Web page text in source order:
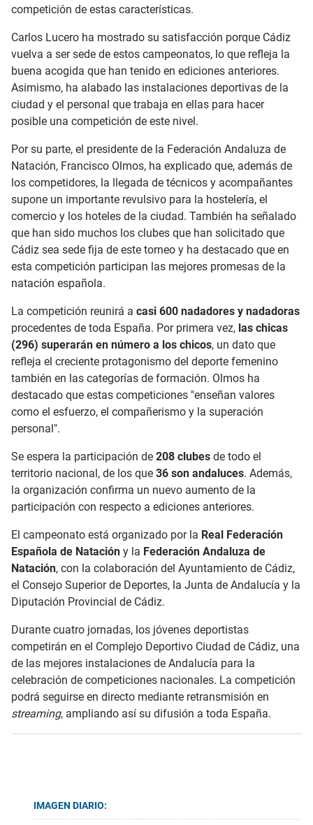
competición de estas características.
Carlos Lucero ha mostrado su satisfacción porque Cádiz
vuelva a ser sede de estos campeonatos, lo que refleja la
buena acogida que han tenido en ediciones anteriores.
Asimismo, ha alabado las instalaciones deportivas de la
ciudad y el personal que trabaja en ellas para hacer
posible una competición de este nivel.
Por su parte, el presidente de la Federación Andaluza de
Natación, Francisco Olmos, ha explicado que, además de
los competidores, la llegada de técnicos y acompañantes
supone un importante revulsivo para la hostelería, el
comercio y los hoteles de la ciudad. También ha señalado
que han sido muchos los clubes que han solicitado que
Cádiz sea sede fija de este torneo y ha destacado que en
esta competición participan las mejores promesas de la
natación española.
La competición reunirá a casi 600 nadadores y nadadoras
procedentes de toda España. Por primera vez, las chicas
(296) superarán en número a los chicos, un dato que
refleja el creciente protagonismo del deporte femenino
también en las categorías de formación. Olmos ha
destacado que estas competiciones "enseñan valores
como el esfuerzo, el compañerismo y la superación
personal".
Se espera la participación de 208 clubes de todo el
territorio nacional, de los que 36 son andaluces. Además,
la organización confirma un nuevo aumento de la
participación con respecto a ediciones anteriores.
El campeonato está organizado por la Real Federación
Española de Natación y la Federación Andaluza de
Natación, con la colaboración del Ayuntamiento de Cádiz,
el Consejo Superior de Deportes, la Junta de Andalucía y la
Diputación Provincial de Cádiz.
Durante cuatro jornadas, los jóvenes deportistas
competirán en el Complejo Deportivo Ciudad de Cádiz, una
de las mejores instalaciones de Andalucía para la
celebración de competiciones nacionales. La competición
podrá seguirse en directo mediante retransmisión en
streaming, ampliando así su difusión a toda España.
IMAGEN DIARIO: